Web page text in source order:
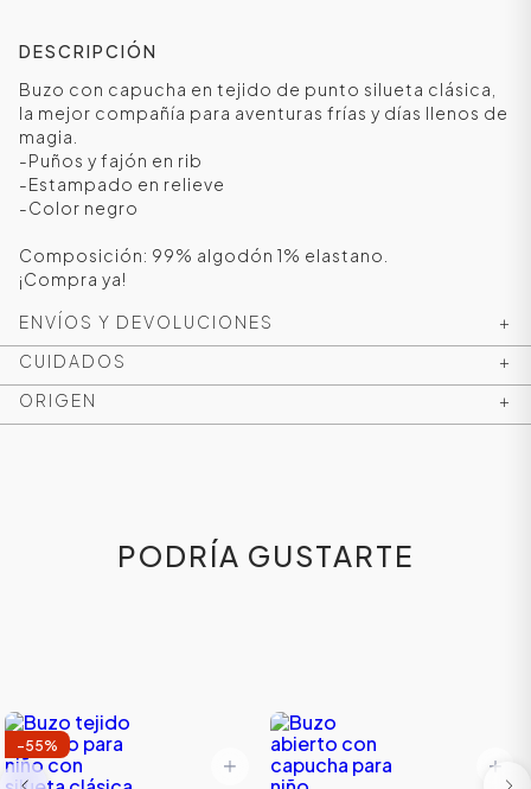
DESCRIPCIÓN
Buzo con capucha en tejido de punto silueta clásica,
la mejor compañía para aventuras frías y días llenos de
magia.
-Puños y fajón en rib
-Estampado en relieve
-Color negro
Composición: 99% algodón 1% elastano.
¡Compra ya!
ENVÍOS Y DEVOLUCIONES
+
CUIDADOS
+
ORIGEN
+
PODRÍA GUSTARTE
-55%